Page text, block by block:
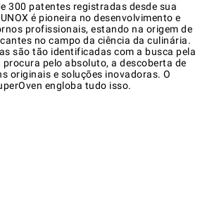
300 patentes registradas desde sua
é pioneira no desenvolvimento e
profissionais, estando na origem de
no campo da ciência da culinária.
são tão identificadas com a busca pela
procura pelo absoluto, a descoberta de
originais e soluções inovadoras. O
engloba tudo isso.